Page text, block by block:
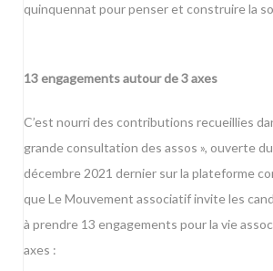
quinquennat pour penser et construire la
13 engagements autour de 3 axes
C’est nourri des contributions recueillies
grande consultation des assos », ouverte
décembre 2021 dernier sur la plateforme
que Le Mouvement associatif invite les
à prendre 13 engagements pour la vie
axes :